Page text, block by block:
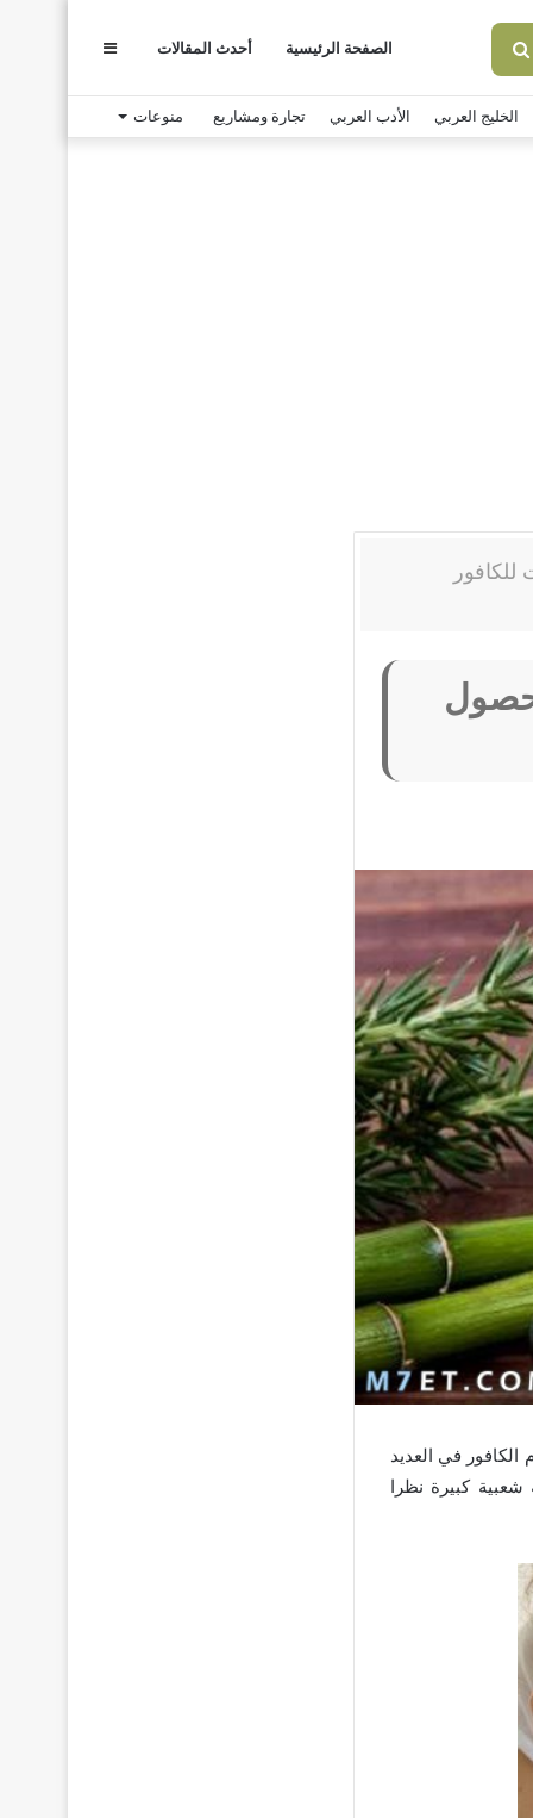
بحث
عن
الصفحة الرئيسية أحدث المقالات
الخليج العربي الأدب العربي تجارة ومشاريع منوعات
للكافور
للحصول
الكافور في العديد
كبيرة نظرا